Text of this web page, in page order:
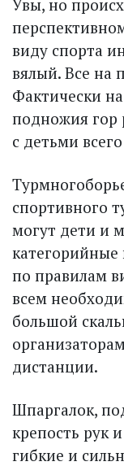
Увы, но
виду спорта
вялый. Все на
Фактически
подножия гор
с детьми
спортивного
могут дети и
по правилам
всем
большой
дистанции.
Шпаргалок,
крепость рук
гибкие и